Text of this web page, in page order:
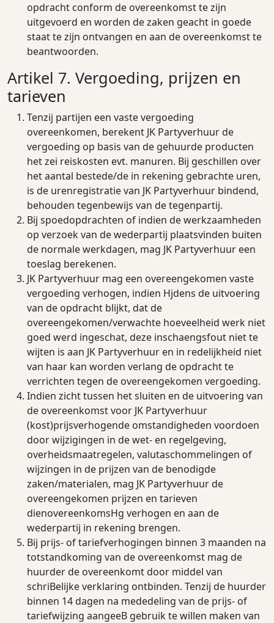
opdracht conform de overeenkomst te zijn
uitgevoerd en worden de zaken geacht in goede
staat te zijn ontvangen en aan de overeenkomst te
beantwoorden.
Artikel 7. Vergoeding, prijzen en
tarieven
Tenzij partijen een vaste vergoeding
overeenkomen, berekent JK Partyverhuur de
vergoeding op basis van de gehuurde producten
het zei reiskosten evt. manuren. Bij geschillen over
het aantal bestede/de in rekening gebrachte uren,
is de urenregistratie van JK Partyverhuur bindend,
behouden tegenbewijs van de tegenpartij.
Bij spoedopdrachten of indien de werkzaamheden
op verzoek van de wederpartij plaatsvinden buiten
de normale werkdagen, mag JK Partyverhuur een
toeslag berekenen.
JK Partyverhuur mag een overeengekomen vaste
vergoeding verhogen, indien Hjdens de uitvoering
van de opdracht blijkt, dat de
overeengekomen/verwachte hoeveelheid werk niet
goed werd ingeschat, deze inschaengsfout niet te
wijten is aan JK Partyverhuur en in redelijkheid niet
van haar kan worden verlang de opdracht te
verrichten tegen de overeengekomen vergoeding.
Indien zicht tussen het sluiten en de uitvoering van
de overeenkomst voor JK Partyverhuur
(kost)prijsverhogende omstandigheden voordoen
door wijzigingen in de wet- en regelgeving,
overheidsmaatregelen, valutaschommelingen of
wijzingen in de prijzen van de benodigde
zaken/materialen, mag JK Partyverhuur de
overeengekomen prijzen en tarieven
dienovereenkomsHg verhogen en aan de
wederpartij in rekening brengen.
Bij prijs- of tariefverhogingen binnen 3 maanden na
totstandkoming van de overeenkomst mag de
huurder de overeenkomt door middel van
schriBelijke verklaring ontbinden. Tenzij de huurder
binnen 14 dagen na mededeling van de prijs- of
tariefwijzing aangeeB gebruik te willen maken van